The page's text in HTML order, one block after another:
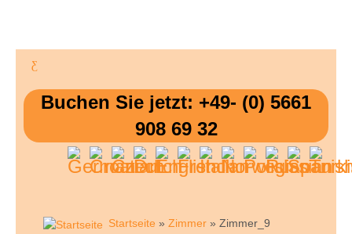
Buchen Sie jetzt: +49- (0) 5661
908 69 32
Startseite » Zimmer » Zimmer_9